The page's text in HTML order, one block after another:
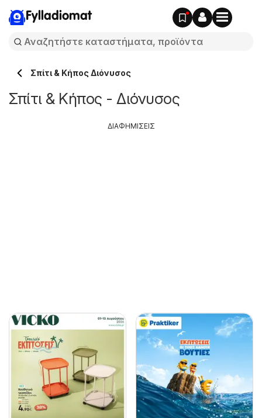
Fylladiomat
Σπίτι & Κήπος Διόνυσος
Σπίτι & Κήπος - Διόνυσος
ΔΙΑΦΗΜΙΣΕΙΣ